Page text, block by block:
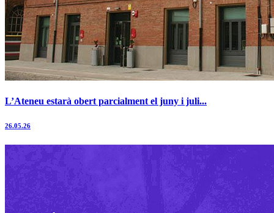
L’Ateneu estarà obert parcialment el juny i juli...
26.05.26